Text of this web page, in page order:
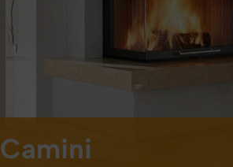
Camini